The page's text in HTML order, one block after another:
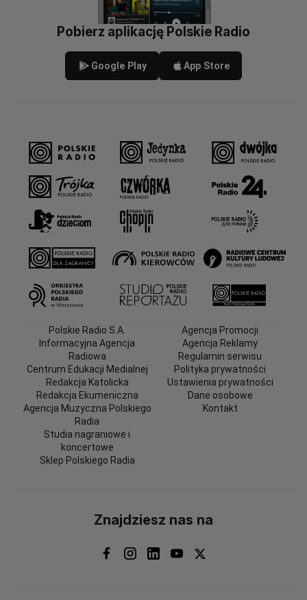
Pobierz aplikację Polskie Radio
Google Play App Store
Polskie Radio S.A.
Informacyjna Agencja
Radiowa
Centrum Edukacji Medialnej
Redakcja Katolicka
Redakcja Ekumeniczna
Agencja Muzyczna Polskiego
Radia
Studia nagraniowe i
koncertowe
Sklep Polskiego Radia
Agencja Promocji
Agencja Reklamy
Regulamin serwisu
Polityka prywatności
Ustawienia prywatności
Dane osobowe
Kontakt
Znajdziesz nas na